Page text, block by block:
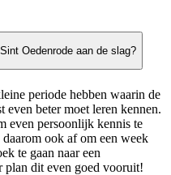
Oedenrode aan de slag?
periode hebben waarin de
even beter moet leren kennen.
even persoonlijk kennis te
ook af om een week
te gaan naar een
plan dit even goed vooruit!